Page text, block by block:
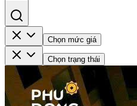
Chọn mức giá
Chọn trạng thái